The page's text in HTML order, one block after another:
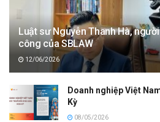
Luật sư Nguyễn Thanh Hà,
công của SBLAW
12/06/2026
Doanh nghiệp Việt
Kỳ
08/05/2026